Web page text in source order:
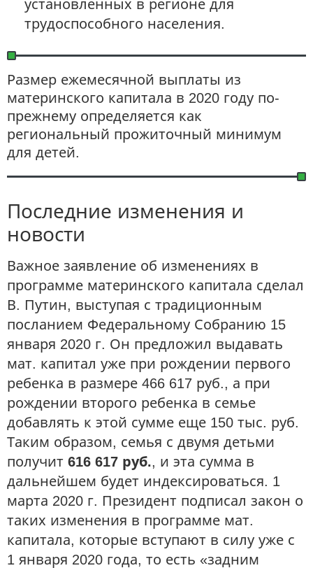
установленных в регионе для
трудоспособного населения.
Размер ежемесячной выплаты из
материнского капитала в 2020 году по-
прежнему определяется как
региональный прожиточный минимум
для детей.
Последние изменения и
новости
Важное заявление об изменениях в
программе материнского капитала сделал
В. Путин, выступая с традиционным
посланием Федеральному Собранию 15
января 2020 г. Он предложил выдавать
мат. капитал уже при рождении первого
ребенка в размере 466 617 руб., а при
рождении второго ребенка в семье
добавлять к этой сумме еще 150 тыс. руб.
Таким образом, семья с двумя детьми
получит 616 617 руб., и эта сумма в
дальнейшем будет индексироваться. 1
марта 2020 г. Президент подписал закон о
таких изменения в программе мат.
капитала, которые вступают в силу уже с
1 января 2020 года, то есть «задним